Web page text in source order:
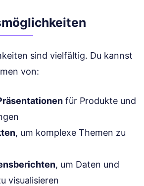
sind vielfältig. Du kannst
von:
für Produkte und
, um komplexe Themen zu
, um Daten und
visualisieren